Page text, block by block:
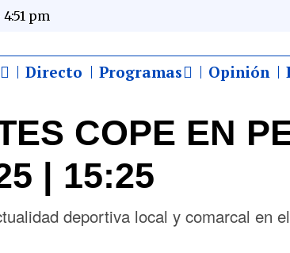
pm
Directo Programas Opinión
COPE EN
| 15:25
deportiva local y comarcal en